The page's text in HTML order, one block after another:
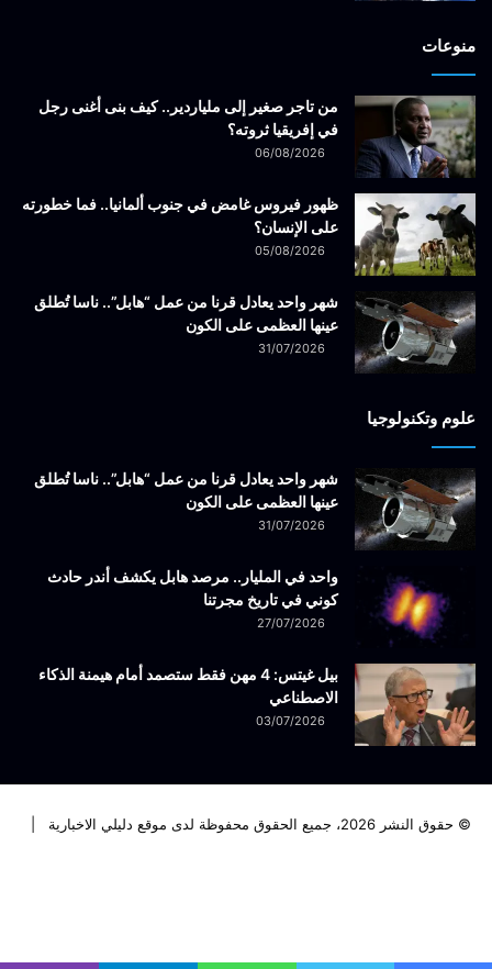
منوعات
من تاجر صغير إلى ملياردير.. كيف بنى أغنى رجل
في إفريقيا ثروته؟
06/08/2026
ظهور فيروس غامض في جنوب ألمانيا.. فما خطورته
على الإنسان؟
05/08/2026
شهر واحد يعادل قرنا من عمل “هابل”.. ناسا تُطلق
عينها العظمى على الكون
31/07/2026
علوم وتكنولوجيا
شهر واحد يعادل قرنا من عمل “هابل”.. ناسا تُطلق
عينها العظمى على الكون
31/07/2026
واحد في المليار.. مرصد هابل يكشف أندر حادث
كوني في تاريخ مجرتنا
27/07/2026
بيل غيتس: 4 مهن فقط ستصمد أمام هيمنة الذكاء
الاصطناعي
03/07/2026
© حقوق النشر 2026، جميع الحقوق محفوظة لدى موقع دليلي الاخبارية |